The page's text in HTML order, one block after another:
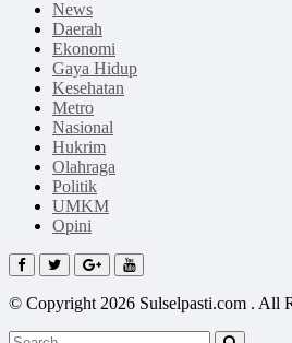
News
Daerah
Ekonomi
Gaya Hidup
Kesehatan
Metro
Nasional
Hukrim
Olahraga
Politik
UMKM
Opini
© Copyright 2026 Sulselpasti.com . All